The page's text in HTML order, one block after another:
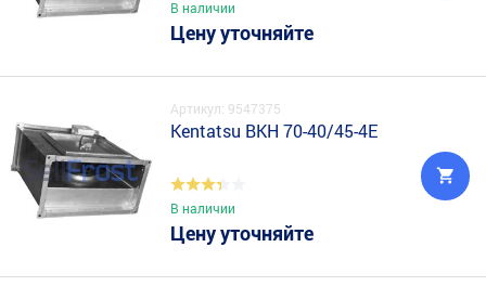
В наличии
Цену уточняйте
Артикул: 9547375
Kentatsu BKH 70-40/45-4E
В наличии
Цену уточняйте